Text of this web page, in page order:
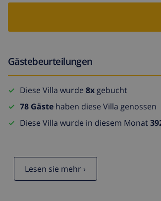
Gästebeurteilungen
Diese Villa wurde 8x gebucht
78 Gäste haben diese Villa genossen
Diese Villa wurde in diesem Monat
Lesen sie mehr ›